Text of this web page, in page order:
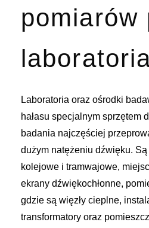
pomiarów
Laboratoria oraz ośrodki
hałasu specjalnym sprzętem
badania najczęściej
dużym natężeniu dźwięku.
kolejowe i tramwajowe,
ekrany dźwiękochłonne,
gdzie są więzły cieplne,
transformatory oraz